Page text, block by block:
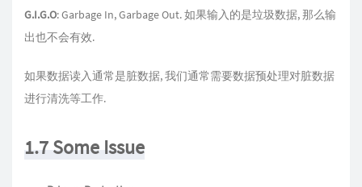
G.I.G.O: Garbage In, Garbage Out. 如果输入的是垃圾数据, 那么输
出也不会有效.
如果数据读入通常是脏数据, 我们通常需要数据预处理对脏数据
进行清洗等工作.
1.7 Some Issue